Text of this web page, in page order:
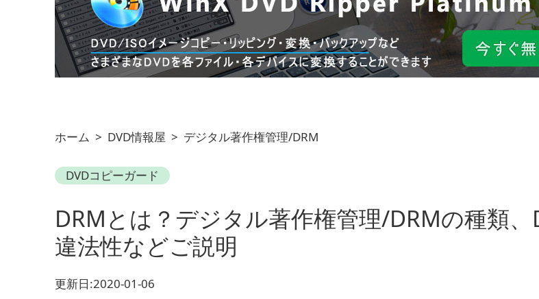
ホーム > DVD情報屋 > デジタル著作権管理/DRM
DVDコピーガード
DRMとは？デジタル著作権管理/DRMの種類
違法性などご説明
更新日:2020-01-06